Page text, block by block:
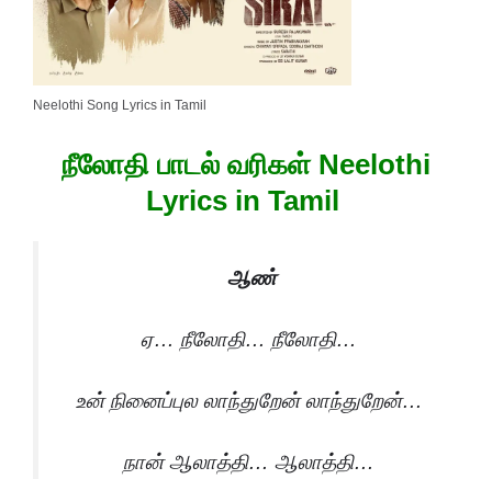
Neelothi Song Lyrics in Tamil
நீலோதி பாடல் வரிகள் Neelothi
Lyrics in Tamil
ஆண்
ஏ… நீலோதி… நீலோதி…
உன் நினைப்புல லாந்துறேன் லாந்துறேன்…
நான் ஆலாத்தி… ஆலாத்தி…